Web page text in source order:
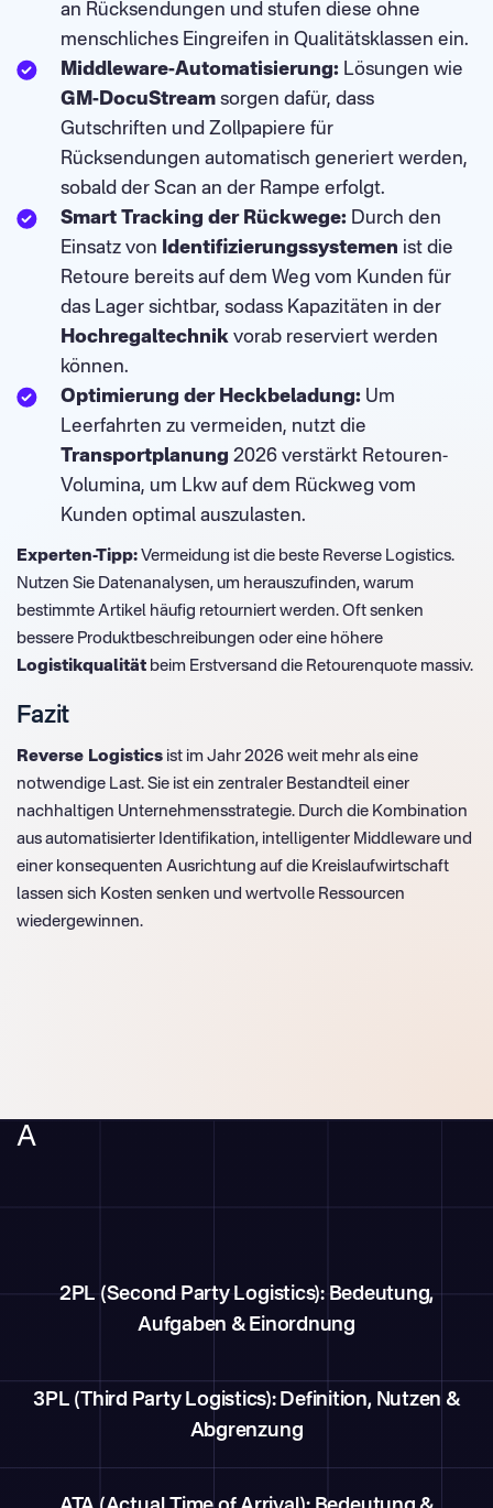
an Rücksendungen und stufen diese ohne
menschliches Eingreifen in Qualitätsklassen ein.
Middleware-Automatisierung: Lösungen wie
GM-DocuStream sorgen dafür, dass
Gutschriften und Zollpapiere für
Rücksendungen automatisch generiert werden,
sobald der Scan an der Rampe erfolgt.
Smart Tracking der Rückwege: Durch den
Einsatz von Identifizierungssystemen ist die
Retoure bereits auf dem Weg vom Kunden für
das Lager sichtbar, sodass Kapazitäten in der
Hochregaltechnik vorab reserviert werden
können.
Optimierung der Heckbeladung: Um
Leerfahrten zu vermeiden, nutzt die
Transportplanung 2026 verstärkt Retouren-
Volumina, um Lkw auf dem Rückweg vom
Kunden optimal auszulasten.
Experten-Tipp: Vermeidung ist die beste Reverse Logistics.
Nutzen Sie Datenanalysen, um herauszufinden, warum
bestimmte Artikel häufig retourniert werden. Oft senken
bessere Produktbeschreibungen oder eine höhere
Logistikqualität beim Erstversand die Retourenquote massiv.
Fazit
Reverse Logistics ist im Jahr 2026 weit mehr als eine
notwendige Last. Sie ist ein zentraler Bestandteil einer
nachhaltigen Unternehmensstrategie. Durch die Kombination
aus automatisierter Identifikation, intelligenter Middleware und
einer konsequenten Ausrichtung auf die Kreislaufwirtschaft
lassen sich Kosten senken und wertvolle Ressourcen
wiedergewinnen.
A
2PL (Second Party Logistics): Bedeutung,
Aufgaben & Einordnung
3PL (Third Party Logistics): Definition, Nutzen &
Abgrenzung